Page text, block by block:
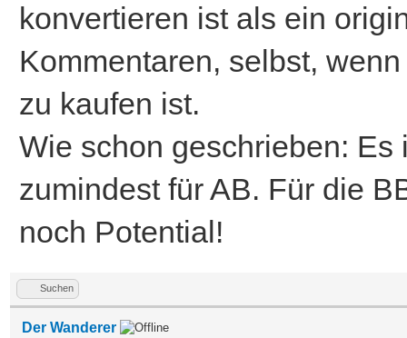
konvertieren ist als ein
Kommentaren, selbst,
zu kaufen ist.
Wie schon geschrieben:
zumindest für AB. Für die
noch Potential!
Suchen
Der Wanderer